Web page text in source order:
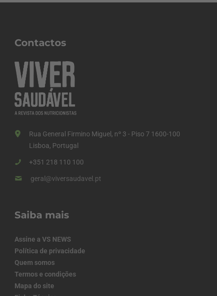
Contactos
Rua General Firmino Miguel, nº 3 - Piso 7 1600-100
Lisboa, Portugal
+351 218 110 100
geral@viversaudavel.pt
Saiba mais
Assine a VS NEWS
Política de privacidade
Quem somos
Termos e condições
Mapa do site